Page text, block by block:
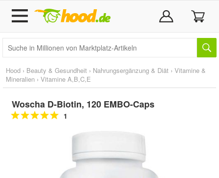
Hood › Beauty & Gesundheit › Nahrungsergänzung & Diät › Vitamine &
Mineralien › Vitamine A,B,C,E
Woscha D-Biotin, 120 EMBO-Caps
1